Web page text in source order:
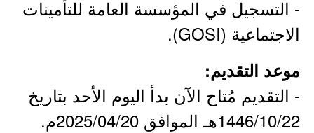
- التسجيل في المؤسسة العامة للتأمينات
الاجتماعية (GOSI).
موعد التقديم:
- التقديم مُتاح الآن بدأ اليوم الأحد بتاريخ
1446/10/22هـ الموافق 2025/04/20م.